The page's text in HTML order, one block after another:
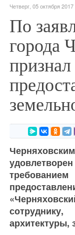
Четверг, 05 октября
По
города
архитектуры,